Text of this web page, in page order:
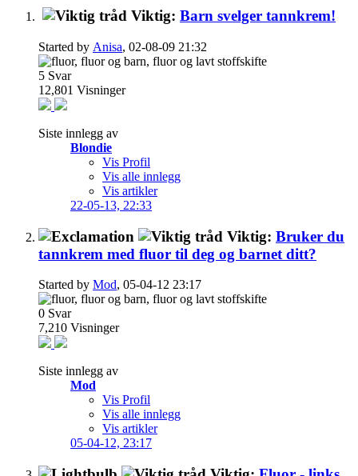
Viktig: Barn svelger tannkrem!
Started by Anisa, 02-08-09 21:32
5 Svar
12,801 Visninger
Siste innlegg av
Blondie
Vis Profil
Vis alle innlegg
Vis artikler
22-05-13, 22:33
Viktig: Bruker du
tannkrem med fluor til deg og barnet ditt?
Started by Mod, 05-04-12 23:17
0 Svar
7,210 Visninger
Siste innlegg av
Mod
Vis Profil
Vis alle innlegg
Vis artikler
05-04-12, 23:17